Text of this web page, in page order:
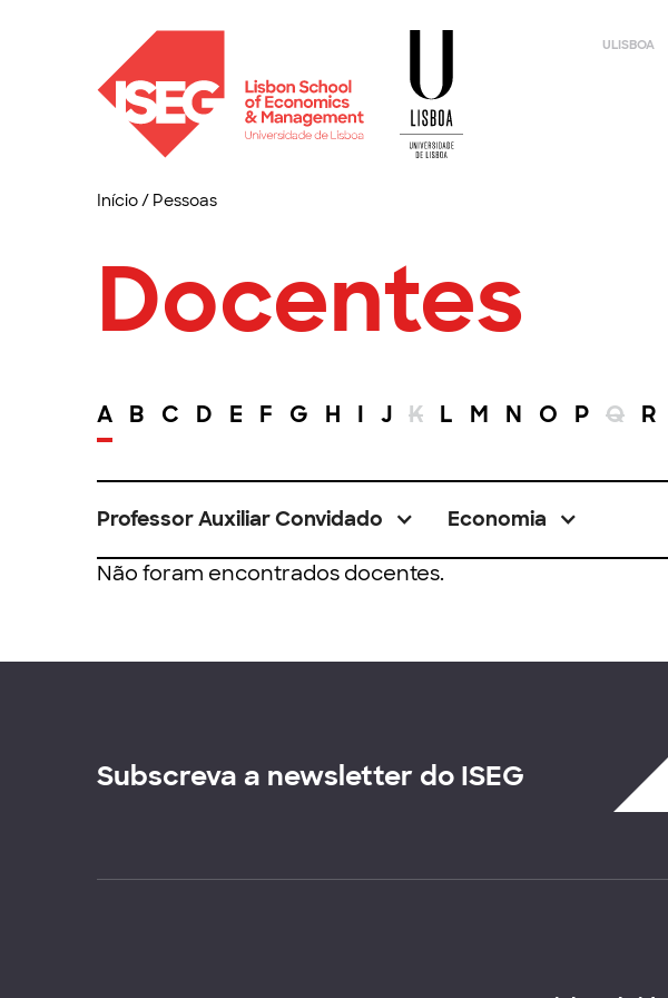
ULISBOA
Início/ Pessoas
Docentes
A B C D E F G H I J K L M N O P Q R
Professor Auxiliar Convidado Economia
Não foram encontrados docentes.
Subscreva a newsletter do ISEG